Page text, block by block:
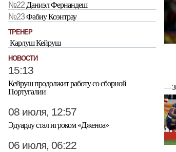
№22 Даниэл Фернандеш
№23Фабиу Коэнтрау
ТРЕНЕР
Карлуш Кейруш
НОВОСТИ
15:13
Кейруш продолжит работу со сборной
Португалии
08 июля, 12:57
Эдуарду стал игроком «Дженоа»
06 июля, 06:22
—